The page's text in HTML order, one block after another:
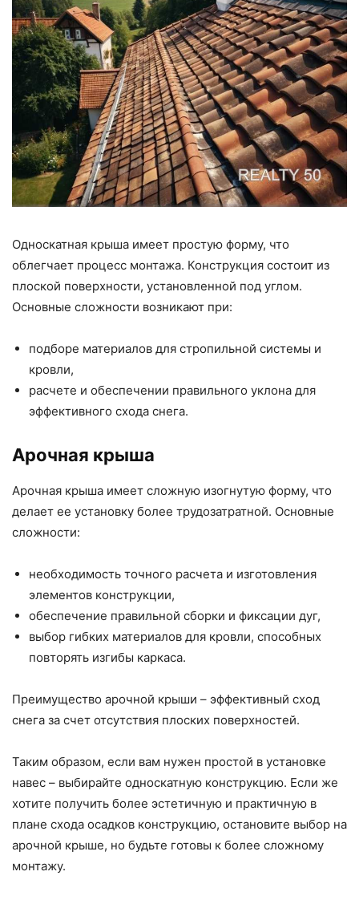
Односкатная крыша имеет простую форму, что
облегчает процесс монтажа. Конструкция состоит из
плоской поверхности, установленной под углом.
Основные сложности возникают при:
подборе материалов для стропильной системы и
кровли,
расчете и обеспечении правильного уклона для
эффективного схода снега.
Арочная крыша
Арочная крыша имеет сложную изогнутую форму, что
делает ее установку более трудозатратной. Основные
сложности:
необходимость точного расчета и изготовления
элементов конструкции,
обеспечение правильной сборки и фиксации дуг,
выбор гибких материалов для кровли, способных
повторять изгибы каркаса.
Преимущество арочной крыши – эффективный сход
снега за счет отсутствия плоских поверхностей.
Таким образом, если вам нужен простой в установке
навес – выбирайте односкатную конструкцию. Если же
хотите получить более эстетичную и практичную в
плане схода осадков конструкцию, остановите выбор на
арочной крыше, но будьте готовы к более сложному
монтажу.